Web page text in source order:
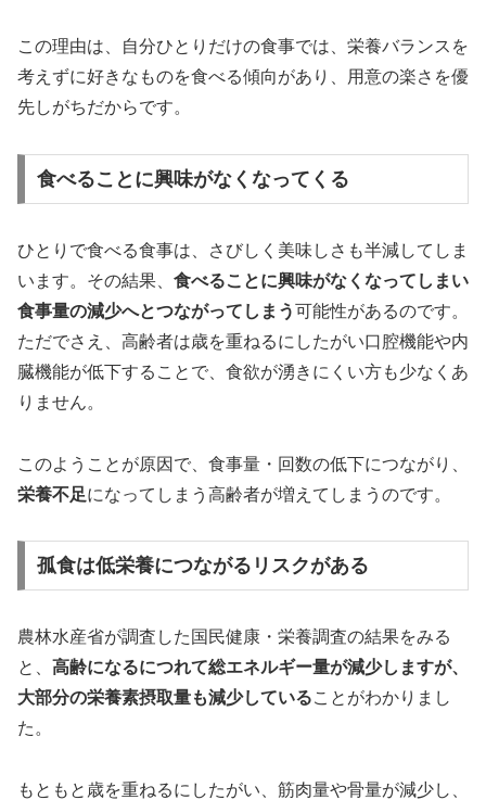
この理由は、自分ひとりだけの食事では、栄養バランスを
考えずに好きなものを食べる傾向があり、用意の楽さを優
先しがちだからです。
食べることに興味がなくなってくる
ひとりで食べる食事は、さびしく美味しさも半減してしま
います。その結果、 食べることに興味がなくなってしまい
食事量の減少へとつながってしまう可能性があるのです。
ただでさえ、高齢者は歳を重ねるにしたがい口腔機能や内
臓機能が低下することで、食欲が湧きにくい方も少なくあ
りません。
このようことが原因で、食事量・回数の低下につながり、
栄養不足になってしまう高齢者が増えてしまうのです。
孤食は低栄養につながるリスクがある
農林水産省が調査した国民健康・栄養調査の結果をみる
と、 高齢になるにつれて総エネルギー量が減少しますが、
大部分の栄養素摂取量も減少していることがわかりまし
た。
もともと歳を重ねるにしたがい、筋肉量や骨量が減少し、